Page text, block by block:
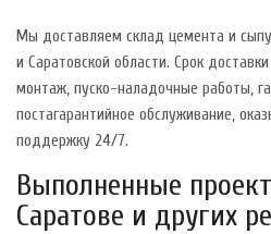
Мы доставляем склад цемента и
и Саратовской области. Срок
монтаж, пуско-наладочные работы,
постагарантийное обслуживание,
поддержку 24/7.
Выполненные
Саратове и других